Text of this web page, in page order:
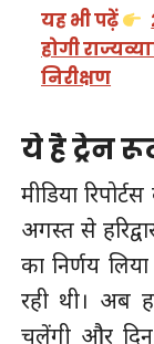
यह भी पढ़ें
होगी
निरीक्षण
ये है ट्रेन
मीडिया
अगस्त से
का निर्णय
रही थी। अब
चलेंगी और